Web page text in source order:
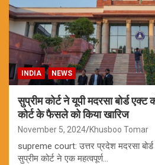
INDIA NEWS
सुप्रीम कोर्ट ने यूपी मदरसा बोर्ड एक्ट
कोर्ट के फैसले को किया खारिज
November 5, 2024 Khusboo Tomar
supreme court: उत्तर प्रदेश मदरसा
सुप्रीम कोर्ट ने एक महत्वपूर्ण…